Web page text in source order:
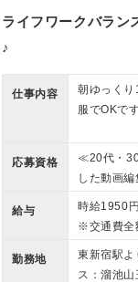
ライフワークバラン
♪
仕事内容
朝ゆっく
服でOKで
応募資格
≪20代・
した動画
自信がな
なるべく
給与
時給1950
※交通費全
勤務地
東新宿駅
ス：溜池